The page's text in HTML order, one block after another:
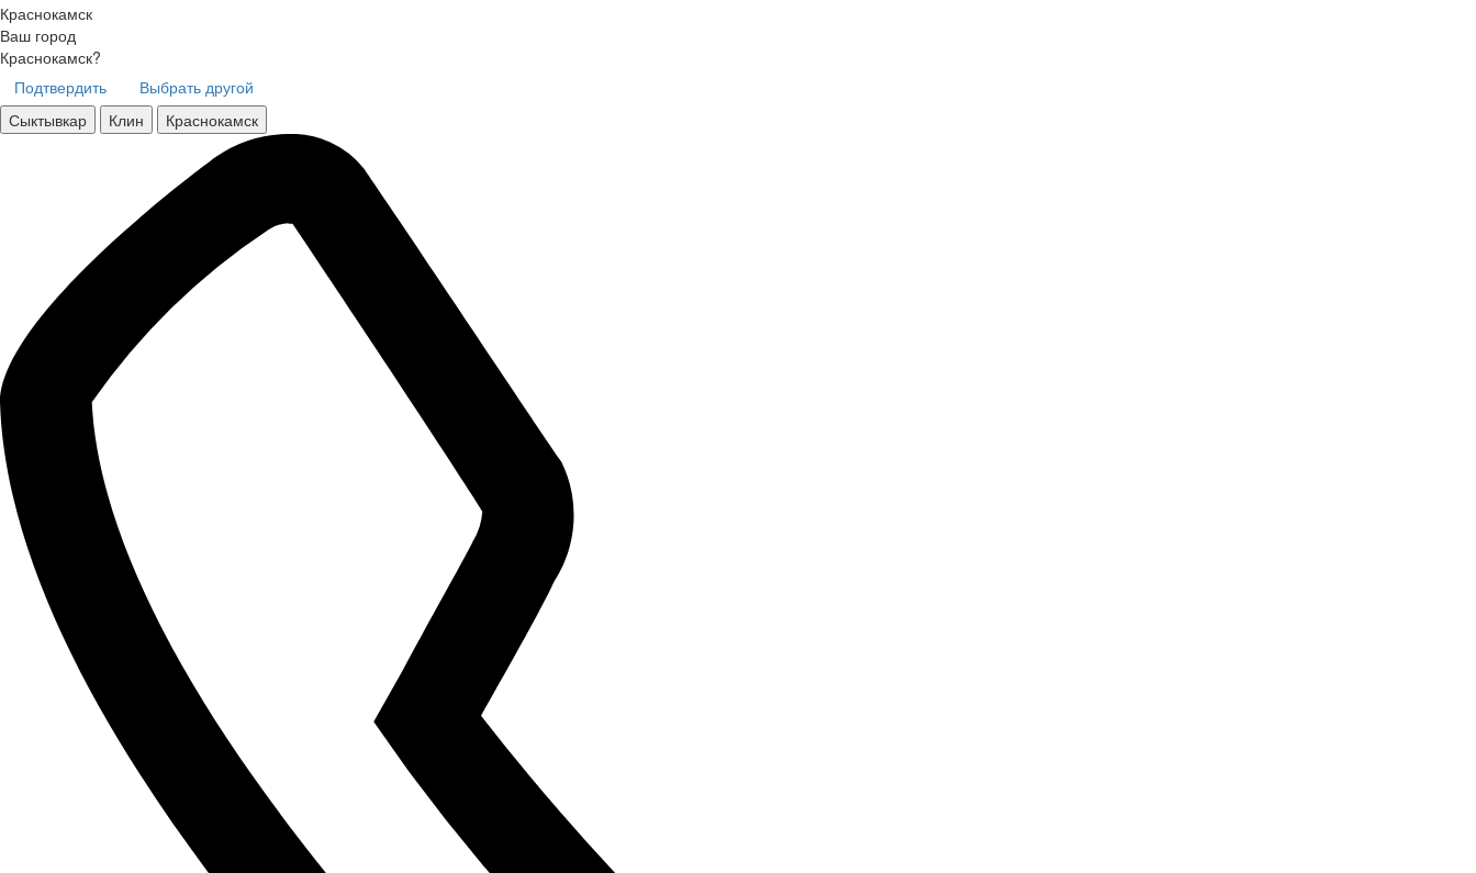
Краснокамск
Ваш город
Краснокамск?
Подтвердить
Выбрать другой
Сыктывкар
Клин Краснокамск